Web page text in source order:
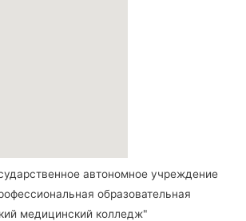
автономное учреждение
образовательная
медицинский колледж"